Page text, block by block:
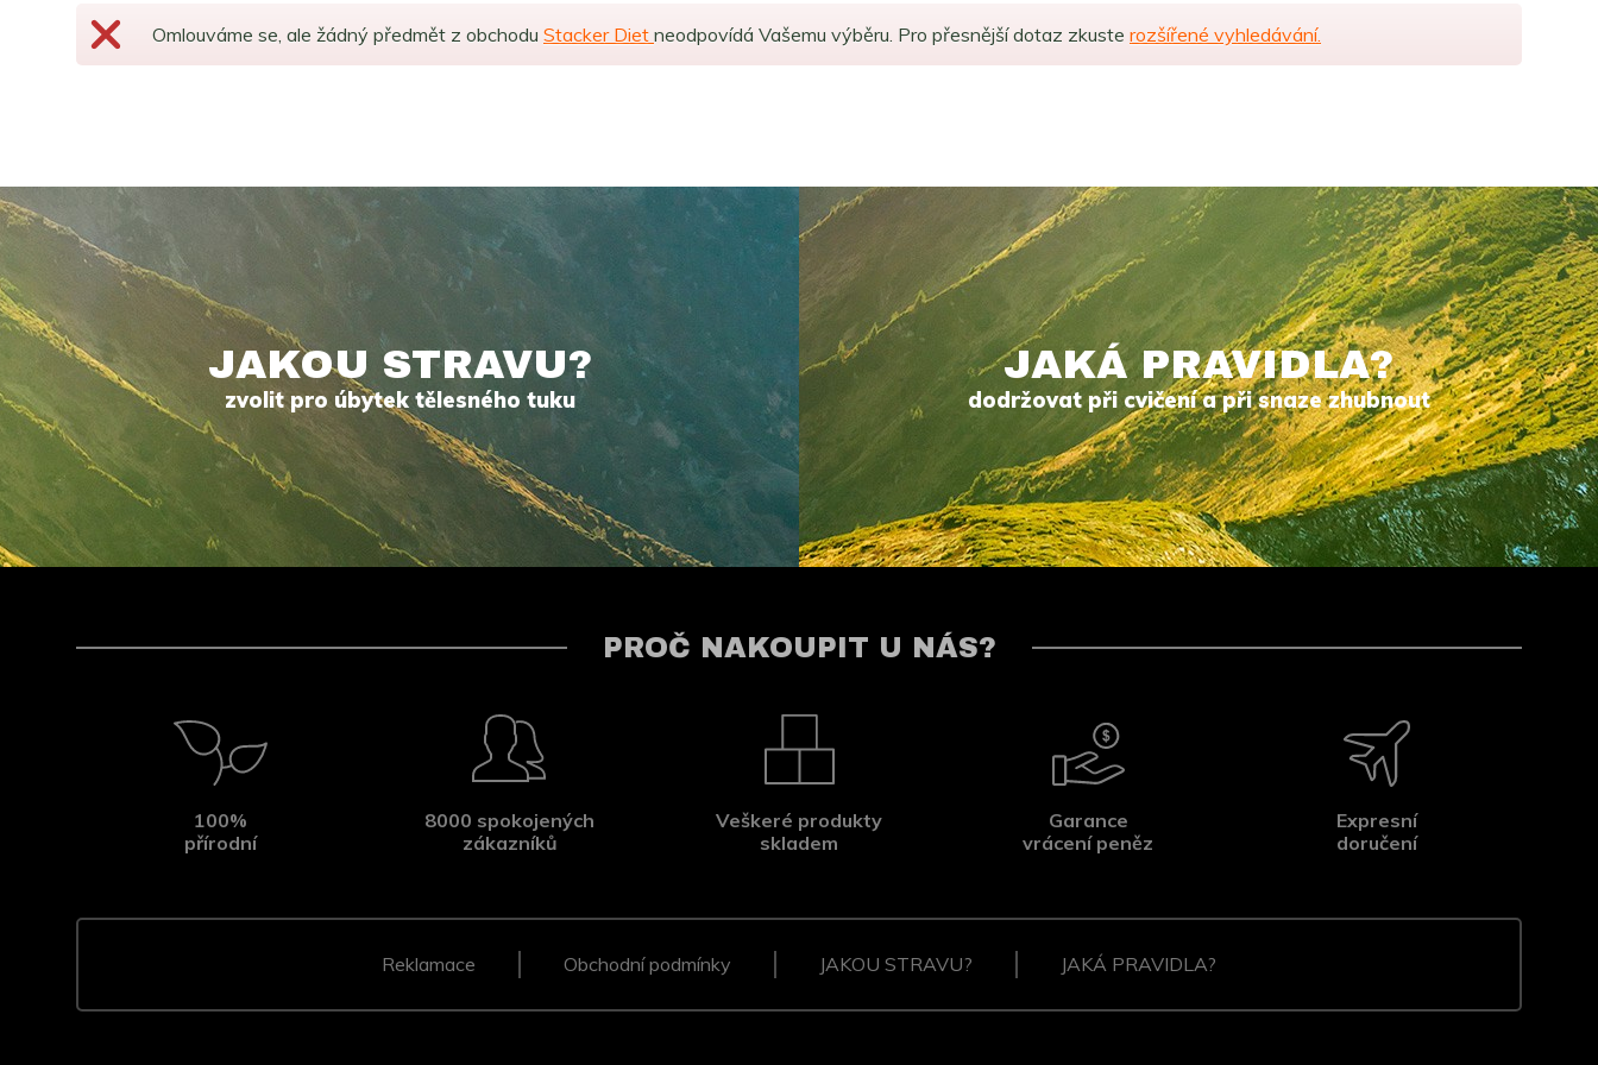
Omlouváme se, ale žádný předmět z obchodu Stacker Diet neodpovídá Vašemu výběru. Pro přesnější dotaz zkuste rozšířené vyhledávání.
JAKOU STRAVU?
zvolit pro úbytek tělesného tuku
JAKÁ PRAVIDLA?
dodržovat při cvičení a při snaze zhubnout
PROČ NAKOUPIT U NÁS?
100%
přírodní
8000 spokojených
zákazníků
Veškeré produkty
skladem
Garance
vrácení peněz
Expresní
doručení
Reklamace Obchodní podmínky JAKOU STRAVU? JAKÁ PRAVIDLA?